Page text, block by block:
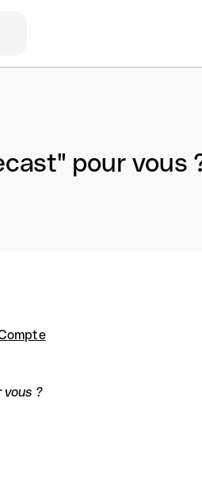
pour vous
vous ?